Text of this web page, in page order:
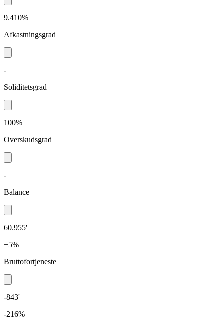
9.410%
Afkastningsgrad
-
Soliditetsgrad
100%
Overskudsgrad
-
Balance
60.955'
+5%
Bruttofortjeneste
-843'
-216%